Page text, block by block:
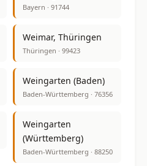
Bayern · 91744
Weimar, Thüringen
Thüringen · 99423
Weingarten (Baden)
Baden-Württemberg · 76356
Weingarten
(Württemberg)
Baden-Württemberg · 88250